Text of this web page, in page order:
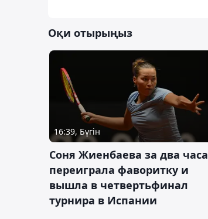
Оқи отырыңыз
16:39, Бүгін
Соня Жиенбаева за два часа
переиграла фаворитку и
вышла в четвертьфинал
турнира в Испании